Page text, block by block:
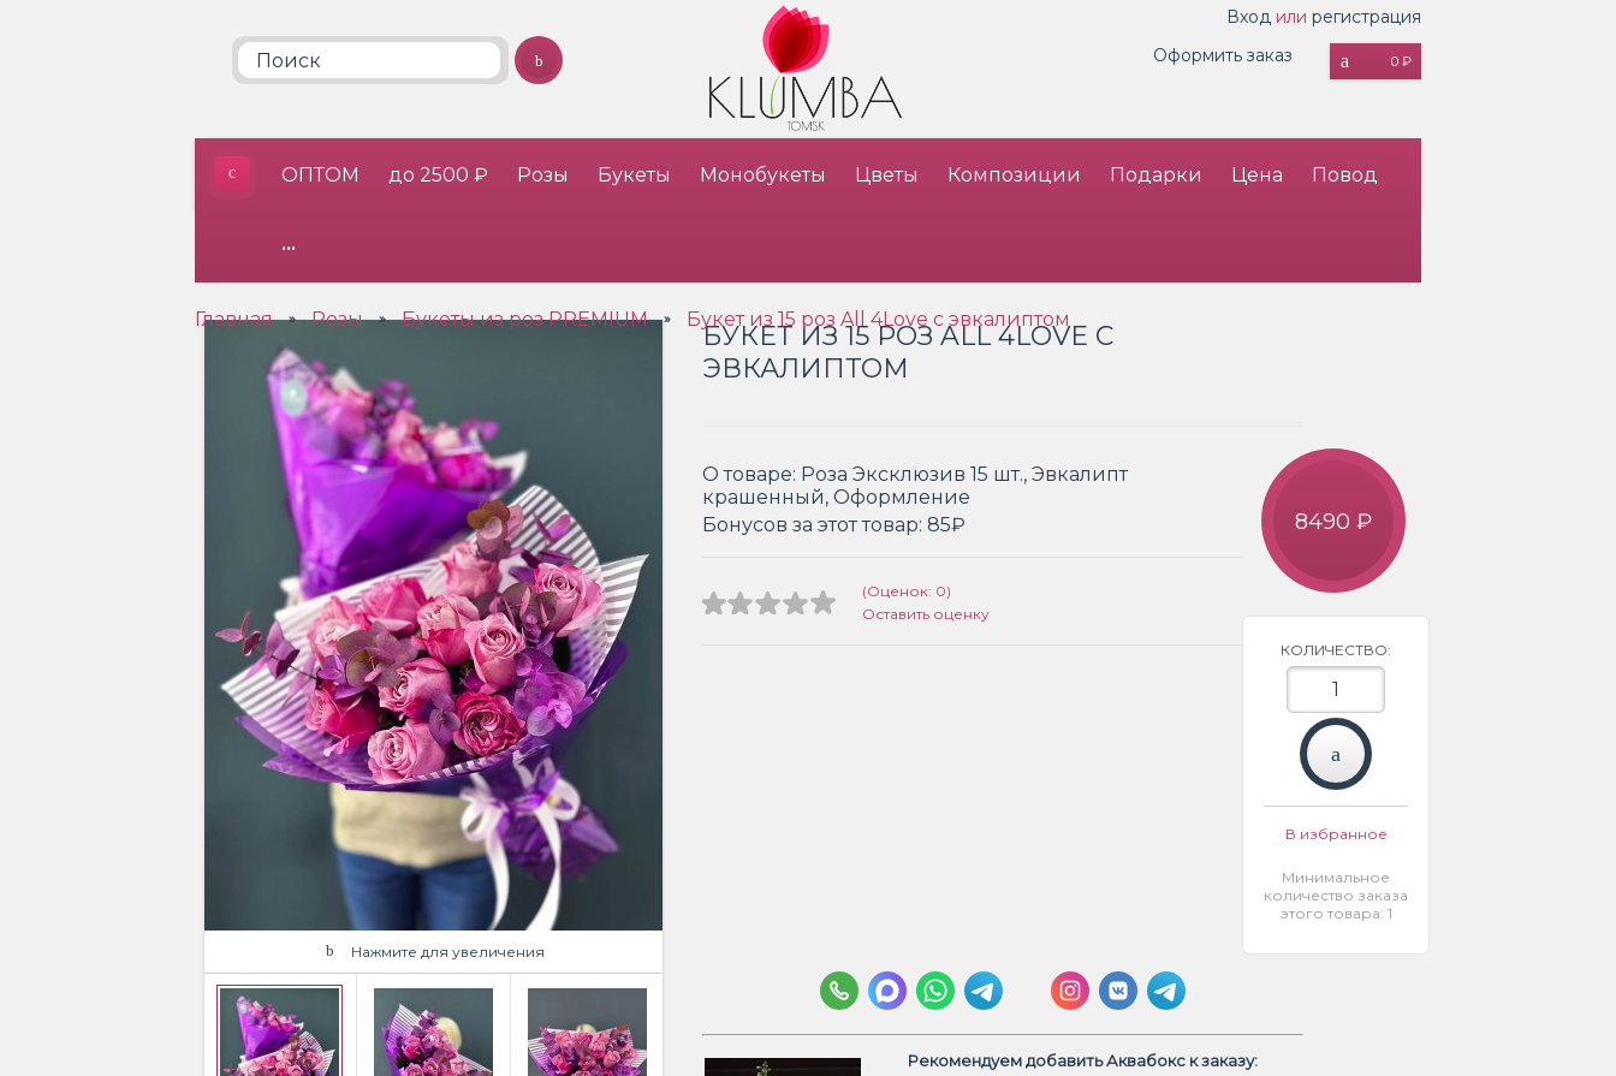
Вход или регистрация
0 ₽
Оформить заказ
ОПТОМ до 2500 ₽ Розы Букеты Монобукеты Цветы Композиции Подарки Цена Повод
•••
Главная » Розы » Букеты из роз PREMIUM » Букет из 15 роз All 4Love с эвкалиптом
Нажмите для увеличения
БУКЕТ ИЗ 15 РОЗ ALL 4LOVE С
ЭВКАЛИПТОМ
О товаре: Роза Эксклюзив 15 шт., Эвкалипт
крашенный, Оформление
Бонусов за этот товар: 85₽
(Оценок: 0)
Оставить оценку
8490 ₽
КОЛИЧЕСТВО:
В избранное
Минимальное
количество заказа
этого товара: 1
Рекомендуем добавить Аквабокс к заказу: